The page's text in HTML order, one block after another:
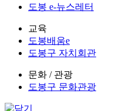
도봉 e-뉴스레터
교육
도봉배움e
도봉구 자치회관
문화 / 관광
도봉구 문화관광